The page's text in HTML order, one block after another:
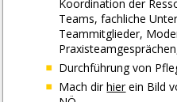
medjobs.at 2026Impressum
Cookie-Einstellungen